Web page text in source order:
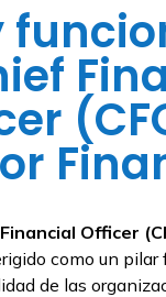
Officer
como un
de las